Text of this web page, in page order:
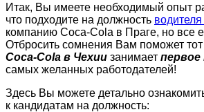
Итак, Вы имеете необходимый опыт
что подходите на должность водителя
компанию Coca-Cola в Праге, но все
Отбросить сомнения Вам поможет тот
Coca-Cola в Чехии занимает
самых желанных работодателей!
Здесь Вы можете детально
к кандидатам на должность: